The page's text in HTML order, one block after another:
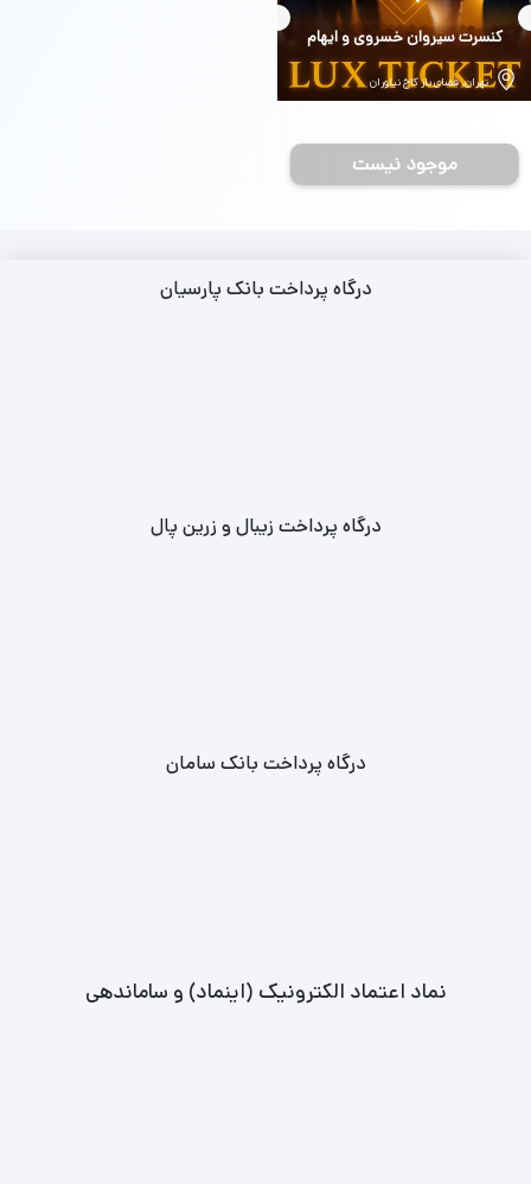
بلیط
کنسرت سیروان خسروی و ایهام
تهران، فضای باز کاخ نیاوران
موجود نیست
درگاه پرداخت بانک پارسیان
درگاه پرداخت زیبال و زرین پال
درگاه پرداخت بانک سامان
نماد اعتماد الکترونیک (اینماد) و ساماندهی